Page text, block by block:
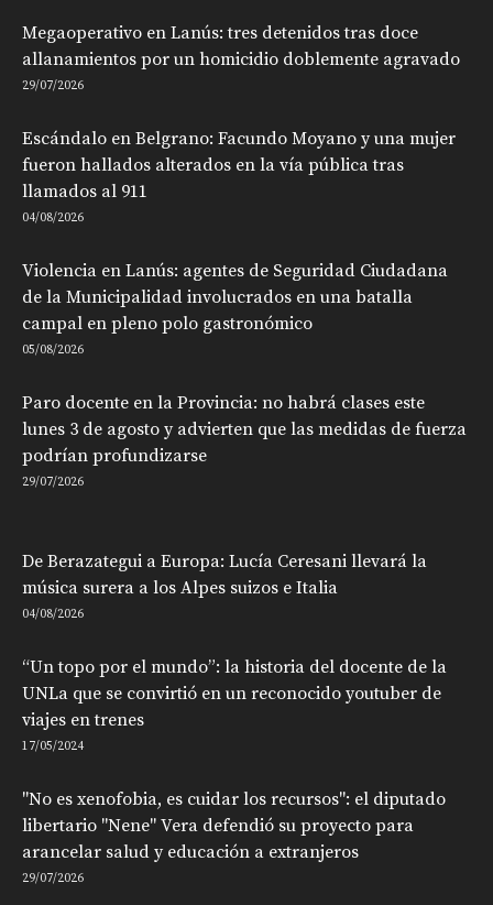
Megaoperativo en Lanús: tres detenidos tras doce
allanamientos por un homicidio doblemente agravado
29/07/2026
Escándalo en Belgrano: Facundo Moyano y una mujer
fueron hallados alterados en la vía pública tras
llamados al 911
04/08/2026
Violencia en Lanús: agentes de Seguridad Ciudadana
de la Municipalidad involucrados en una batalla
campal en pleno polo gastronómico
05/08/2026
Paro docente en la Provincia: no habrá clases este
lunes 3 de agosto y advierten que las medidas de fuerza
podrían profundizarse
29/07/2026
De Berazategui a Europa: Lucía Ceresani llevará la
música surera a los Alpes suizos e Italia
04/08/2026
“Un topo por el mundo”: la historia del docente de la
UNLa que se convirtió en un reconocido youtuber de
viajes en trenes
17/05/2024
"No es xenofobia, es cuidar los recursos": el diputado
libertario "Nene" Vera defendió su proyecto para
arancelar salud y educación a extranjeros
29/07/2026